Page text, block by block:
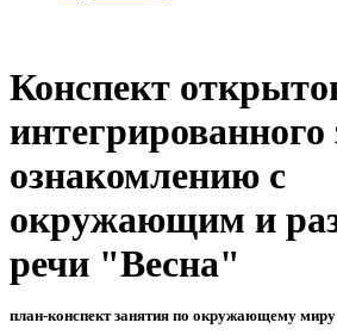
Конспект
интегрированного
ознакомлению с
окружающим и
речи "Весна"
план-конспект занятия по окружающему